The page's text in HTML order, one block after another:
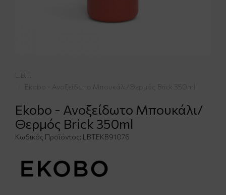
L.B.T.
Ekobo - Ανοξείδωτο Μπουκάλι/Θερμός Brick 350ml
Ekobo - Ανοξείδωτο Μπουκάλι/
Θερμός Brick 350ml
Κωδικός Προϊόντος: LBTΕΚΒ91076